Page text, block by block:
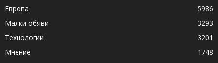
Европа
5986
Малки обяви
3293
Технологии
3201
Мнение
1748